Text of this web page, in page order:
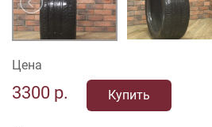
Цена
3300 р. Купить